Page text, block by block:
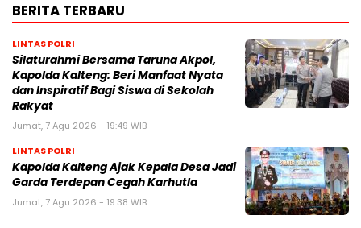
BERITA TERBARU
LINTAS POLRI
Silaturahmi Bersama Taruna Akpol,
Kapolda Kalteng: Beri Manfaat Nyata
dan Inspiratif Bagi Siswa di Sekolah
Rakyat
Jumat, 7 Agu 2026 - 19:49 WIB
LINTAS POLRI
Kapolda Kalteng Ajak Kepala Desa Jadi
Garda Terdepan Cegah Karhutla
Jumat, 7 Agu 2026 - 19:38 WIB